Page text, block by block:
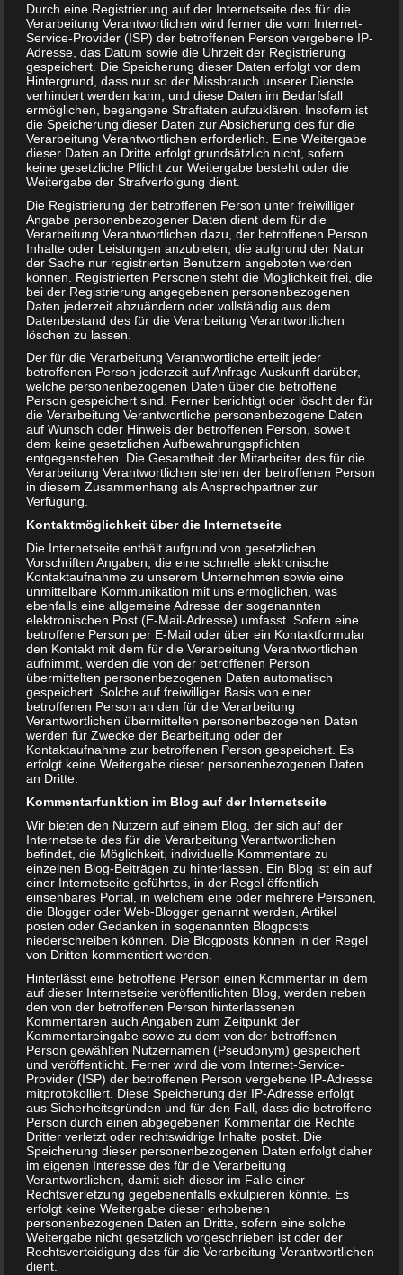
Fips ist ein kleiner Dackelterrier und lebt mit seiner Mama
und seinem Papa zusammen. Im Augenblick ist Fips sehr
durcheinander und seine Gefühle spielen Achterbahn. Mal
ist er böse auf seine Mama, dann vermisst er seinen Papa.
Denn seine Eltern haben sich getrennt. Trotzdem er hat er
Mama und Papa lieb. Aber zum Glück gibt es noch Bruno.
gerade durchmacht.
Dieses Bilderbuch ist für Kinder ab 4 Jahre geeignet. Das
gebundene Buch kostet 12,99 Euro.
Hunde für die Trennungsbewältigung?
Die Idee mit den Hunden ist originell. Insbesondere, da
identifizieren, ist die Geschichte mit dem kleinen
Dackelterrier einfach wunderschön. Leider fällt auf, dass
die Sätze hier und da etwas zu lang geraten sind. Es finden
sich auch Passagen voll mit Text. Dies kann, insbesondere
für kleinere Kinder, schnell zur Anstrengung werden.
Auch einige Szenen sorgen für Unverständnis. Der
Hinweis der Hunde-Mama an Fips, er sollte nicht so
werden wie sein Vater, sorgen etwas für Verwunderung.
Auch das der Hunde-Papa die Mama und Kind anknurrt
und nach ihnen schnappt, scheint auf den ersten Blick
nicht kindgerecht und ist eher verwirrend. Ist man mit
diesen Mankos einverstanden, dann kann man diesem
Buch eine Chance geben. Vielleicht sollten Eltern das Buch
vorab lesen und dann entscheiden, ob das eigene Kind mit
dem Inhalt zurechtkommt. Grundsätzlich sollte dieses
Trennungsbuch für Kinder ab 3 oder 4 Jahre genutzt
werden. Für ältere Kinder ab 8 bis 10 Jahre, ist dieses Buch
nicht mehr altersgerecht.
Jetzt kaufen
Wir bleiben eure Eltern! von Julia
Volmert
Lena und Jonas leben mit Mama und Papa zusammen.
Aber plötzlich ändert sich alles. Das ganze Leben wird auf
den Kopf gestellt. Mama und Papa trennen sich! Aber da
Mama und Papa an einem Strang ziehen und versuchen,
das Leben der Kinder so normal wie möglich zu gestalten,
scheint die Trennung leichter zu sein, als Lena und Jonas
zu Anfang dachten. Und das, obwohl Papa auszieht und die
Kinder ihren Vater nur noch jedes zweite Wochenende
Durch eine Registrierung auf der Internetseite des für die
Verarbeitung Verantwortlichen wird ferner die vom Internet-
Service-Provider (ISP) der betroffenen Person vergebene IP-
Adresse, das Datum sowie die Uhrzeit der Registrierung
gespeichert. Die Speicherung dieser Daten erfolgt vor dem
Hintergrund, dass nur so der Missbrauch unserer Dienste
verhindert werden kann, und diese Daten im Bedarfsfall
ermöglichen, begangene Straftaten aufzuklären. Insofern ist
die Speicherung dieser Daten zur Absicherung des für die
Verarbeitung Verantwortlichen erforderlich. Eine Weitergabe
dieser Daten an Dritte erfolgt grundsätzlich nicht, sofern
keine gesetzliche Pflicht zur Weitergabe besteht oder die
Weitergabe der Strafverfolgung dient.
Die Registrierung der betroffenen Person unter freiwilliger
Angabe personenbezogener Daten dient dem für die
Verarbeitung Verantwortlichen dazu, der betroffenen Person
Inhalte oder Leistungen anzubieten, die aufgrund der Natur
der Sache nur registrierten Benutzern angeboten werden
können. Registrierten Personen steht die Möglichkeit frei, die
bei der Registrierung angegebenen personenbezogenen
Daten jederzeit abzuändern oder vollständig aus dem
Datenbestand des für die Verarbeitung Verantwortlichen
löschen zu lassen.
Der für die Verarbeitung Verantwortliche erteilt jeder
betroffenen Person jederzeit auf Anfrage Auskunft darüber,
welche personenbezogenen Daten über die betroffene
Person gespeichert sind. Ferner berichtigt oder löscht der für
die Verarbeitung Verantwortliche personenbezogene Daten
auf Wunsch oder Hinweis der betroffenen Person, soweit
dem keine gesetzlichen Aufbewahrungspflichten
entgegenstehen. Die Gesamtheit der Mitarbeiter des für die
Verarbeitung Verantwortlichen stehen der betroffenen Person
in diesem Zusammenhang als Ansprechpartner zur
Verfügung.
Kontaktmöglichkeit über die Internetseite
Die Internetseite enthält aufgrund von gesetzlichen
Vorschriften Angaben, die eine schnelle elektronische
Kontaktaufnahme zu unserem Unternehmen sowie eine
unmittelbare Kommunikation mit uns ermöglichen, was
ebenfalls eine allgemeine Adresse der sogenannten
elektronischen Post (E-Mail-Adresse) umfasst. Sofern eine
betroffene Person per E-Mail oder über ein Kontaktformular
den Kontakt mit dem für die Verarbeitung Verantwortlichen
aufnimmt, werden die von der betroffenen Person
übermittelten personenbezogenen Daten automatisch
gespeichert. Solche auf freiwilliger Basis von einer
betroffenen Person an den für die Verarbeitung
Verantwortlichen übermittelten personenbezogenen Daten
werden für Zwecke der Bearbeitung oder der
Kontaktaufnahme zur betroffenen Person gespeichert. Es
erfolgt keine Weitergabe dieser personenbezogenen Daten
an Dritte.
Kommentarfunktion im Blog auf der Internetseite
Wir bieten den Nutzern auf einem Blog, der sich auf der
Internetseite des für die Verarbeitung Verantwortlichen
befindet, die Möglichkeit, individuelle Kommentare zu
einzelnen Blog-Beiträgen zu hinterlassen. Ein Blog ist ein auf
einer Internetseite geführtes, in der Regel öffentlich
einsehbares Portal, in welchem eine oder mehrere Personen,
die Blogger oder Web-Blogger genannt werden, Artikel
posten oder Gedanken in sogenannten Blogposts
niederschreiben können. Die Blogposts können in der Regel
von Dritten kommentiert werden.
Hinterlässt eine betroffene Person einen Kommentar in dem
auf dieser Internetseite veröffentlichten Blog, werden neben
den von der betroffenen Person hinterlassenen
Kommentaren auch Angaben zum Zeitpunkt der
Kommentareingabe sowie zu dem von der betroffenen
Person gewählten Nutzernamen (Pseudonym) gespeichert
und veröffentlicht. Ferner wird die vom Internet-Service-
Provider (ISP) der betroffenen Person vergebene IP-Adresse
mitprotokolliert. Diese Speicherung der IP-Adresse erfolgt
aus Sicherheitsgründen und für den Fall, dass die betroffene
Person durch einen abgegebenen Kommentar die Rechte
Dritter verletzt oder rechtswidrige Inhalte postet. Die
Speicherung dieser personenbezogenen Daten erfolgt daher
im eigenen Interesse des für die Verarbeitung
Verantwortlichen, damit sich dieser im Falle einer
Rechtsverletzung gegebenenfalls exkulpieren könnte. Es
erfolgt keine Weitergabe dieser erhobenen
personenbezogenen Daten an Dritte, sofern eine solche
Weitergabe nicht gesetzlich vorgeschrieben ist oder der
Rechtsverteidigung des für die Verarbeitung Verantwortlichen
dient.